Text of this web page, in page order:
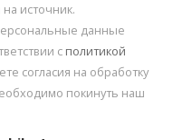
источник.
данные
с политикой
согласия на обработку
покинуть наш